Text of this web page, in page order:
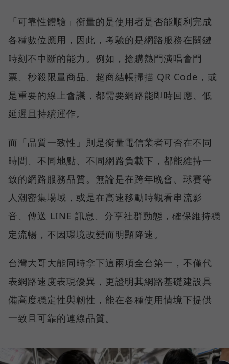
「可靠性體驗」衡量的是使用者是否能順利完成
各種數位應用，因此，考驗的是網路服務在關鍵
時刻不中斷的能力。例如，搶購熱門演唱會門
票、秒殺限量商品、超商結帳掃描 QR Code，或
是重要的線上會議，都需要網路能即時回應、低
延遲且持續運作。
而「品質一致性」則是衡量電信業者可否在不同
時間、不同地點、不同網路負載下，都能維持一
致的網路服務品質。無論是在跨年晚會、球賽等
人潮密集場域，或是在高速移動時觀看串流影
音、傳送 LINE 訊息、分享社群動態，確保維持穩
定流暢，不因環境改變而明顯降速。
台灣大哥大能同時拿下這兩項全台第一，不僅代
表網路速度表現優異，更證明其網路基礎建設具
備高度穩定性與韌性，能在各種使用情境下提供
一致且可靠的連線品質。